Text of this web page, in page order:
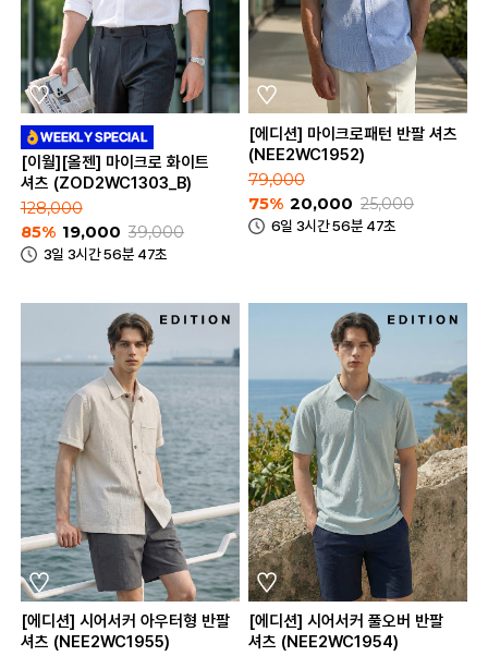
[이월][올젠] 마이크로 화이트
셔츠 (ZOD2WC1303_B)
128,000
85% 19,000 39,000
3일 3시간 56분 47초
[에디션] 마이크로패턴 반팔 셔츠
(NEE2WC1952)
79,000
75% 20,000 25,000
6일 3시간 56분 47초
[에디션] 시어서커 아우터형 반팔
셔츠 (NEE2WC1955)
[에디션] 시어서커 풀오버 반팔
셔츠 (NEE2WC1954)